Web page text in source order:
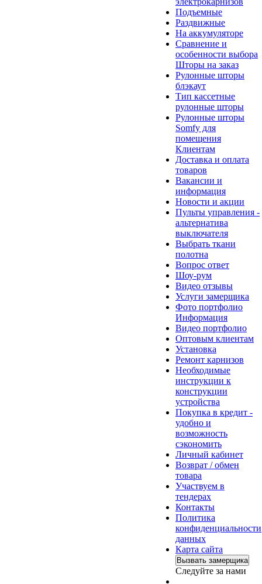
Подъемные
Раздвижные
На аккумуляторе
Сравнение и
особенности выбора
Шторы на заказ
Рулонные шторы
блэкаут
Тип кассетные
рулонные шторы
Рулонные шторы
Somfy для
помещения
Клиентам
Доставка и оплата
товаров
Вакансии и
информация
Новости и акции
Пульты управления -
альтернатива
выключателя
Выбрать ткани
полотна
Вопрос ответ
Шоу-рум
Видео отзывы
Услуги замерщика
Фото портфолио
Информация
Видео портфолио
Оптовым клиентам
Установка
Ремонт карнизов
Необходимые
инструкции к
конструкции
устройства
Покупка в кредит -
удобно и
возможность
сэкономить
Личный кабинет
Возврат / обмен
товара
Участвуем в
тендерах
Контакты
Политика
конфиденциальности
данных
Карта сайта
Вызвать замерщика
Следуйте за нами